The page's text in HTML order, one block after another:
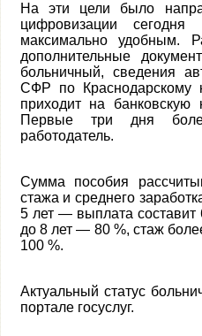
На эти цели было
цифровизации
максимально удобным.
дополнительные
больничный, сведения
СФР по Краснодарскому
приходит на банковскую
Первые три дня
работодатель.
Сумма пособия
стажа и среднего
5 лет — выплата составит
до 8 лет — 80 %, стаж
100 %.
Актуальный статус
портале госуслуг.